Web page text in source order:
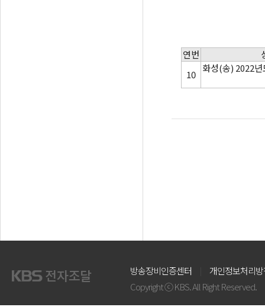
연번
10
화성(송) 2022
방송장비인증센터
개인정보처리
Copyright ⓒ KBS. All Right Reserved.